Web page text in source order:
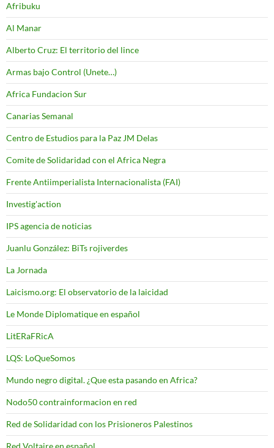
Afribuku
Al Manar
Alberto Cruz: El territorio del lince
Armas bajo Control (Unete…)
Africa Fundacion Sur
Canarias Semanal
Centro de Estudios para la Paz JM Delas
Comite de Solidaridad con el Africa Negra
Frente Antiimperialista Internacionalista (FAI)
Investig'action
IPS agencia de noticias
Juanlu González: BiTs rojiverdes
La Jornada
Laicismo.org: El observatorio de la laicidad
Le Monde Diplomatique en español
LitERaFRicA
LQS: LoQueSomos
Mundo negro digital. ¿Que esta pasando en Africa?
Nodo50 contrainformacion en red
Red de Solidaridad con los Prisioneros Palestinos